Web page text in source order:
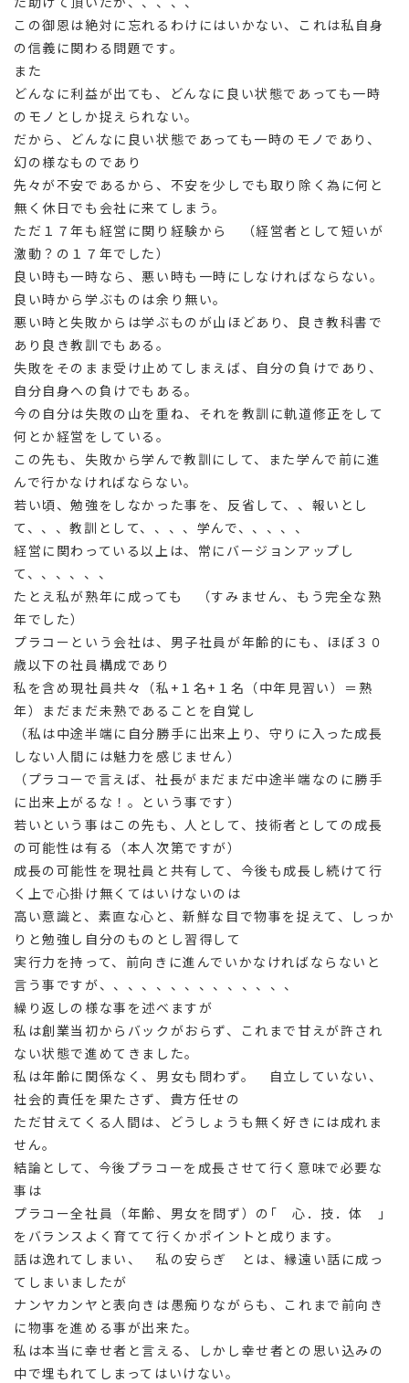
この御恩は絶対に忘れるわけにはいかない、これは私自身
の信義に関わる問題です。
また
どんなに利益が出ても、どんなに良い状態であっても一時
のモノとしか捉えられない。
だから、どんなに良い状態であっても一時のモノであり、
幻の様なものであり
先々が不安であるから、不安を少しでも取り除く為に何と
無く休日でも会社に来てしまう。
ただ１７年も経営に関り経験から （経営者として短いが
激動？の１７年でした）
良い時も一時なら、悪い時も一時にしなければならない。
良い時から学ぶものは余り無い。
悪い時と失敗からは学ぶものが山ほどあり、良き教科書で
あり良き教訓でもある。
失敗をそのまま受け止めてしまえば、自分の負けであり、
自分自身への負けでもある。
今の自分は失敗の山を重ね、それを教訓に軌道修正をして
何とか経営をしている。
この先も、失敗から学んで教訓にして、また学んで前に進
んで行かなければならない。
若い頃、勉強をしなかった事を、反省して、、報いとし
て、、、教訓として、、、、学んで、、、、、
経営に関わっている以上は、常にバージョンアップし
て、、、、、、
たとえ私が熟年に成っても （すみません、もう完全な熟
年でした）
プラコーという会社は、男子社員が年齢的にも、ほぼ３０
歳以下の社員構成であり
私を含め現社員共々（私+１名+１名（中年見習い）＝熟
年）まだまだ未熟であることを自覚し
（私は中途半端に自分勝手に出来上り、守りに入った成長
しない人間には魅力を感じません）
（プラコーで言えば、社長がまだまだ中途半端なのに勝手
に出来上がるな！。という事です）
若いという事はこの先も、人として、技術者としての成長
の可能性は有る（本人次第ですが）
成長の可能性を現社員と共有して、今後も成長し続けて行
く上で心掛け無くてはいけないのは
高い意識と、素直な心と、新鮮な目で物事を捉えて、しっか
りと勉強し自分のものとし習得して
実行力を持って、前向きに進んでいかなければならないと
言う事ですが、、、、、、、、、、、、、、
繰り返しの様な事を述べますが
私は創業当初からバックがおらず、これまで甘えが許され
ない状態で進めてきました。
私は年齢に関係なく、男女も問わず。 自立していない、
社会的責任を果たさず、貴方任せの
ただ甘えてくる人間は、どうしょうも無く好きには成れま
せん。
結論として、今後プラコーを成長させて行く意味で必要な
事は
プラコー全社員（年齢、男女を問ず）の｢ 心．技．体 ｣
をバランスよく育てて行くかポイントと成ります。
話は逸れてしまい、 私の安らぎ とは、縁遠い話に成っ
てしまいましたが
ナンヤカンヤと表向きは愚痴りながらも、これまで前向き
に物事を進める事が出来た。
私は本当に幸せ者と言える、しかし幸せ者との思い込みの
中で埋もれてしまってはいけない。